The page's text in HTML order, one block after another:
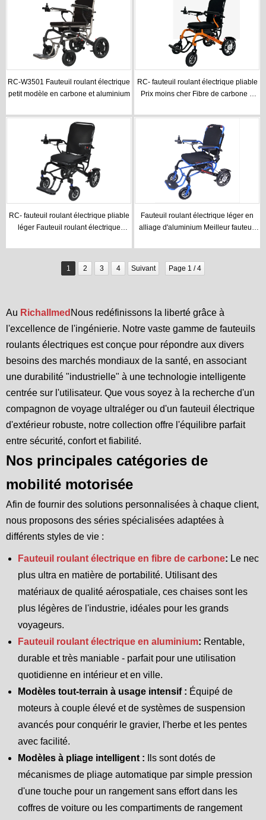
RC-W3501 Fauteuil roulant électrique
petit modèle en carbone et aluminium
RC- fauteuil roulant électrique pliable
Prix moins cher Fibre de carbone +
roulant électrique pliable et léger
RC- fauteuil roulant électrique pliable
léger Fauteuil roulant électrique
Fauteuil roulant électrique léger en
alliage d'aluminium Meilleur fauteuil
1 2 3 4 Suivant Page 1 / 4
Au Richallmed Nous redéfinissons la liberté grâce à
l'excellence de l'ingénierie. Notre vaste gamme de fauteuils
roulants électriques est conçue pour répondre aux divers
besoins des marchés mondiaux de la santé, en associant
une durabilité "industrielle" à une technologie intelligente
centrée sur l'utilisateur. Que vous soyez à la recherche d'un
compagnon de voyage ultraléger ou d'un fauteuil électrique
d'extérieur robuste, notre collection offre l'équilibre parfait
entre sécurité, confort et fiabilité.
Nos principales catégories de
mobilité motorisée
Afin de fournir des solutions personnalisées à chaque client,
nous proposons des séries spécialisées adaptées à
différents styles de vie :
Fauteuil roulant électrique en fibre de carbone: Le nec
plus ultra en matière de portabilité. Utilisant des
matériaux de qualité aérospatiale, ces chaises sont les
plus légères de l'industrie, idéales pour les grands
voyageurs.
Fauteuil roulant électrique en aluminium: Rentable,
durable et très maniable - parfait pour une utilisation
quotidienne en intérieur et en ville.
Modèles tout-terrain à usage intensif : Équipé de
moteurs à couple élevé et de systèmes de suspension
avancés pour conquérir le gravier, l'herbe et les pentes
avec facilité.
Modèles à pliage intelligent : Ils sont dotés de
mécanismes de pliage automatique par simple pression
d'une touche pour un rangement sans effort dans les
coffres de voiture ou les compartiments de rangement